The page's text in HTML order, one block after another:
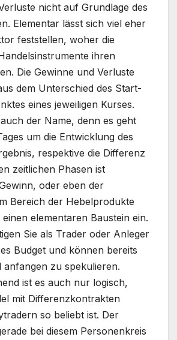
nicht auf Grundlage des
Elementar lässt sich viel eher
feststellen, woher die
ihren
Die Gewinne und Verluste
dem Unterschied des Start-
eines jeweiligen Kurses.
der Name, denn es geht
um die Entwicklung des
respektive die Differenz
zeitlichen Phasen ist
oder eben der
Bereich der Hebelprodukte
elementaren Baustein ein.
Sie als Trader oder Anleger
Budget und können bereits
anfangen zu spekulieren.
ist es auch nur logisch,
mit Differenzkontrakten
so beliebt ist. Der
bei diesem Personenkreis